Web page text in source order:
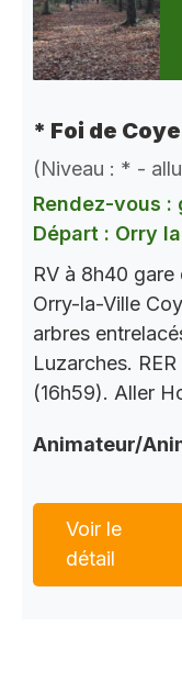
* Foi de
(Niveau : * -
Rendez-vous :
Départ : Orry
RV à 8h40
Orry-la-Ville
arbres
Luzarches.
(16h59). Aller
Animateur/
Voir le
détail